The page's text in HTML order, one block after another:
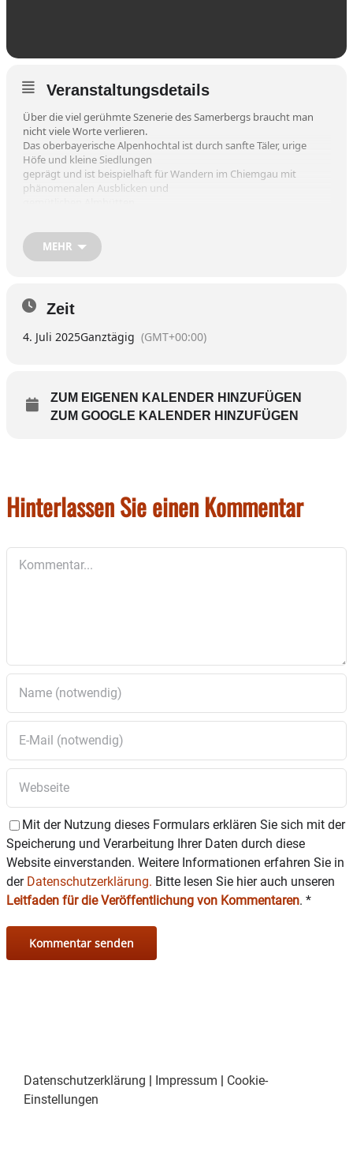
Veranstaltungsdetails
Über die viel gerühmte Szenerie des Samerbergs braucht man
nicht viele Worte verlieren.
Das oberbayerische Alpenhochtal ist durch sanfte Täler, urige
Höfe und kleine Siedlungen
geprägt und ist beispielhaft für Wandern im Chiemgau mit
phänomenalen Ausblicken und
09:00 Uhr Treffpunkt Badria Parkplatz/
Bildung Fahrgemeinschaften
ca. 13:30 Uhr Einkehr Dandlbergalm
ca.16:00 Uhr Rückfahrt
Bitte angeben, ob Sie selbst fahren oder Mitfahrer sind.
Mail: wandern@kneippverein-wasserburg-inn.de
MEHR
Zeit
4. Juli 2025Ganztägig (GMT+00:00)
ZUM EIGENEN KALENDER HINZUFÜGEN
ZUM GOOGLE KALENDER HINZUFÜGEN
Hinterlassen Sie einen Kommentar
Mit der Nutzung dieses Formulars erklären Sie sich mit der
Speicherung und Verarbeitung Ihrer Daten durch diese
Website einverstanden. Weitere Informationen erfahren Sie in
der Datenschutzerklärung. Bitte lesen Sie hier auch unseren
Leitfaden für die Veröffentlichung von Kommentaren. *
Datenschutzerklärung | Impressum | Cookie-
Einstellungen